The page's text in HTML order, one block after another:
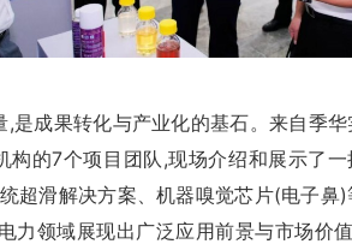
,是成果转化与产业化的基石。来自季
构的7个项目团队,现场介绍和展示了
超滑解决方案、机器嗅觉芯片(电子鼻
力领域展现出广泛应用前景与市场价